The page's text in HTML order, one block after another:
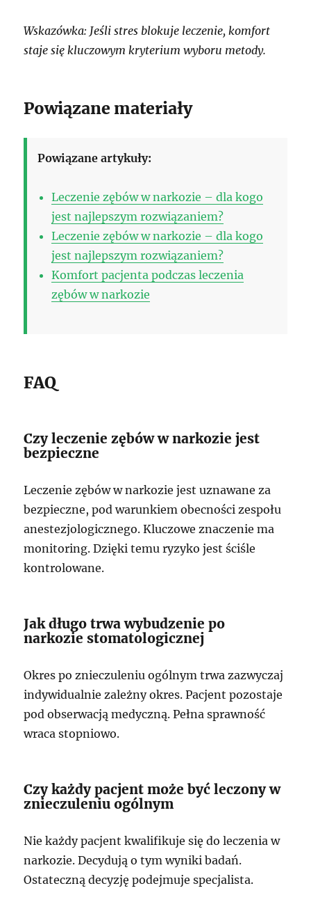
Wskazówka: Jeśli stres blokuje leczenie, komfort
staje się kluczowym kryterium wyboru metody.
Powiązane materiały
Powiązane artykuły:
Leczenie zębów w narkozie – dla kogo
jest najlepszym rozwiązaniem?
Leczenie zębów w narkozie – dla kogo
jest najlepszym rozwiązaniem?
Komfort pacjenta podczas leczenia
zębów w narkozie
FAQ
Czy leczenie zębów w narkozie jest
bezpieczne
Leczenie zębów w narkozie jest uznawane za
bezpieczne, pod warunkiem obecności zespołu
anestezjologicznego. Kluczowe znaczenie ma
monitoring. Dzięki temu ryzyko jest ściśle
kontrolowane.
Jak długo trwa wybudzenie po
narkozie stomatologicznej
Okres po znieczuleniu ogólnym trwa zazwyczaj
indywidualnie zależny okres. Pacjent pozostaje
pod obserwacją medyczną. Pełna sprawność
wraca stopniowo.
Czy każdy pacjent może być leczony w
znieczuleniu ogólnym
Nie każdy pacjent kwalifikuje się do leczenia w
narkozie. Decydują o tym wyniki badań.
Ostateczną decyzję podejmuje specjalista.